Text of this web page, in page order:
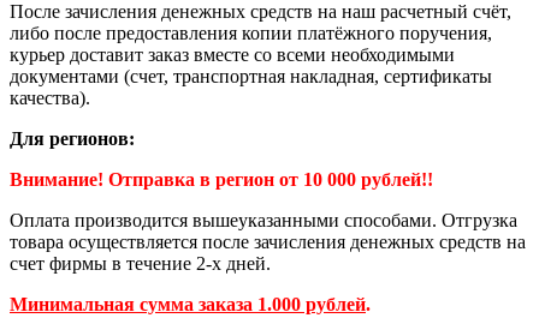
После зачисления денежных средств на наш расчетный счёт,
либо после предоставления копии платёжного поручения,
курьер доставит заказ вместе со всеми необходимыми
документами (счет, транспортная накладная, сертификаты
качества).
Для регионов:
Внимание! Отправка в регион от 10 000 рублей!!
Оплата производится вышеуказанными способами. Отгрузка
товара осуществляется после зачисления денежных средств на
счет фирмы в течение 2-х дней.
Минимальная сумма заказа 1.000 рублей.